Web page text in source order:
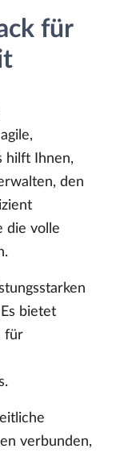
für
hilft Ihnen,
den
die volle
bietet
für
verbunden,